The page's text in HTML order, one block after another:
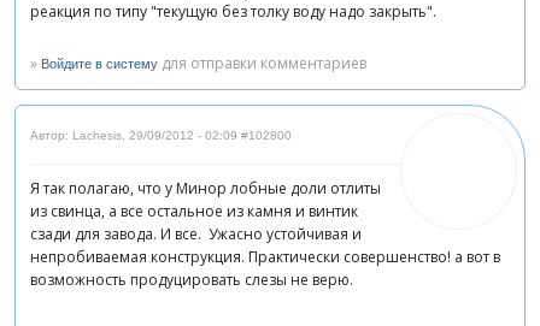
реакция по типу "текущую без толку воду надо закрыть".
» Войдите в систему для отправки комментариев
Автор: Lachesis, 29/09/2012 - 02:09 #102800
Я так полагаю, что у Минор лобные доли отлиты
из свинца, а все остальное из камня и винтик
сзади для завода. И все. Ужасно устойчивая и
непробиваемая конструкция. Практически совершенство! а вот в
возможность продуцировать слезы не верю.